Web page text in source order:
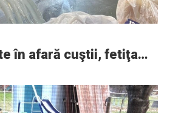
în afară cuştii, fetiţa…